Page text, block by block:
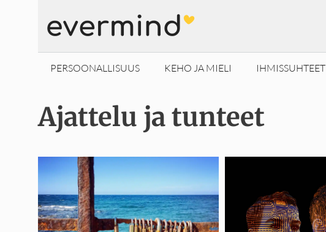
sisältöön
PERSOONALLISUUS KEHO JA MIELI IHMISSUHTEET
Ajattelu ja tunteet